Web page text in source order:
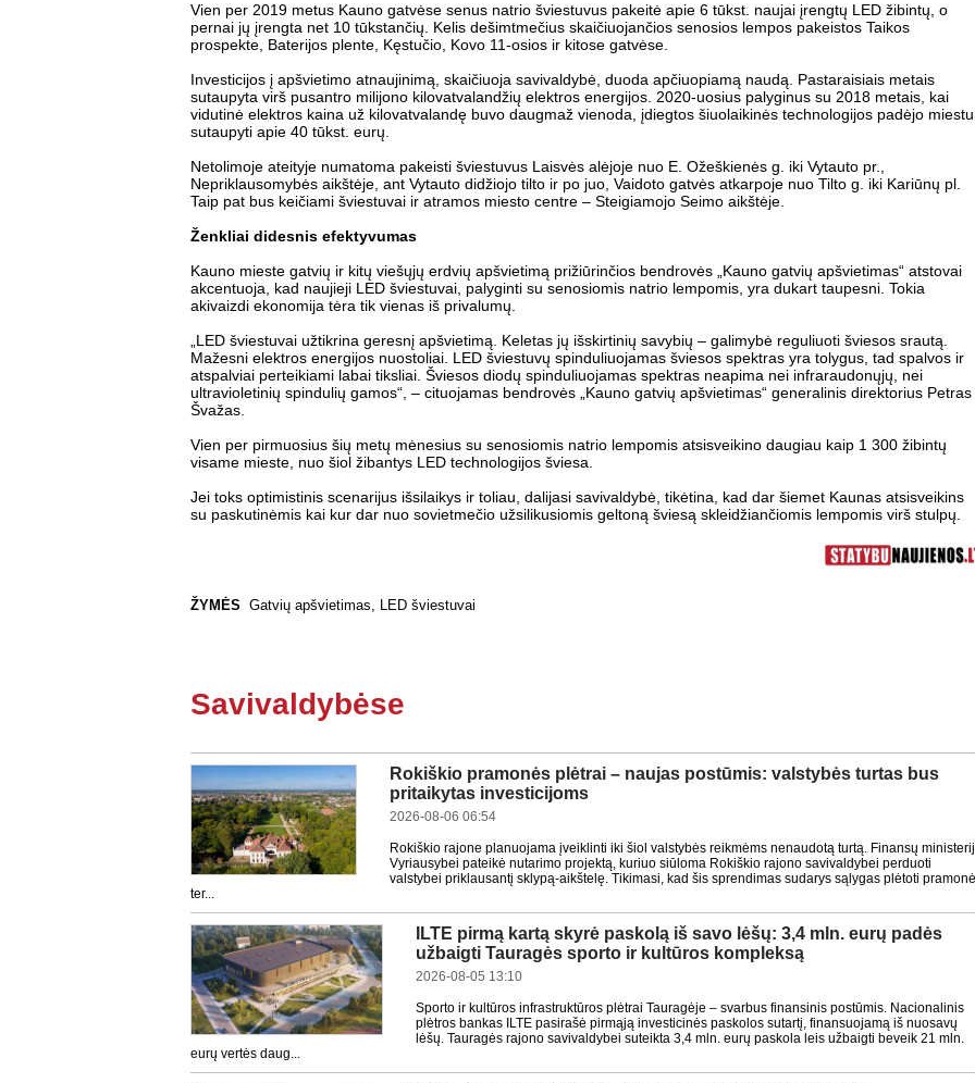
Vien per 2019 metus Kauno gatvėse senus natrio šviestuvus pakeitė apie 6 tūkst. naujai įrengtų LED žibintų, o
pernai jų įrengta net 10 tūkstančių. Kelis dešimtmečius skaičiuojančios senosios lempos pakeistos Taikos
prospekte, Baterijos plente, Kęstučio, Kovo 11-osios ir kitose gatvėse.
Investicijos į apšvietimo atnaujinimą, skaičiuoja savivaldybė, duoda apčiuopiamą naudą. Pastaraisiais metais
sutaupyta virš pusantro milijono kilovatvalandžių elektros energijos. 2020-uosius palyginus su 2018 metais, kai
vidutinė elektros kaina už kilovatvalandę buvo daugmaž vienoda, įdiegtos šiuolaikinės technologijos padėjo
sutaupyti apie 40 tūkst. eurų.
Netolimoje ateityje numatoma pakeisti šviestuvus Laisvės alėjoje nuo E. Ožeškienės g. iki Vytauto pr.,
Nepriklausomybės aikštėje, ant Vytauto didžiojo tilto ir po juo, Vaidoto gatvės atkarpoje nuo Tilto g. iki Kariūnų pl.
Taip pat bus keičiami šviestuvai ir atramos miesto centre – Steigiamojo Seimo aikštėje.
Ženkliai didesnis efektyvumas
Kauno mieste gatvių ir kitų viešųjų erdvių apšvietimą prižiūrinčios bendrovės „Kauno gatvių apšvietimas“ atstovai
akcentuoja, kad naujieji LED šviestuvai, palyginti su senosiomis natrio lempomis, yra dukart taupesni. Tokia
akivaizdi ekonomija tėra tik vienas iš privalumų.
„LED šviestuvai užtikrina geresnį apšvietimą. Keletas jų išskirtinių savybių – galimybė reguliuoti šviesos srautą.
Mažesni elektros energijos nuostoliai. LED šviestuvų spinduliuojamas šviesos spektras yra tolygus, tad spalvos ir
atspalviai perteikiami labai tiksliai. Šviesos diodų spinduliuojamas spektras neapima nei infraraudonųjų, nei
ultravioletinių spindulių gamos“, – cituojamas bendrovės „Kauno gatvių apšvietimas“ generalinis direktorius Petras
Švažas.
Vien per pirmuosius šių metų mėnesius su senosiomis natrio lempomis atsisveikino daugiau kaip 1 300 žibintų
visame mieste, nuo šiol žibantys LED technologijos šviesa.
Jei toks optimistinis scenarijus išsilaikys ir toliau, dalijasi savivaldybė, tikėtina, kad dar šiemet Kaunas atsisveikins
su paskutinėmis kai kur dar nuo sovietmečio užsilikusiomis geltoną šviesą skleidžiančiomis lempomis virš stulpų.
ŽYMĖS Gatvių apšvietimas, LED šviestuvai
Savivaldybėse
Rokiškio pramonės plėtrai – naujas postūmis: valstybės turtas bus
pritaikytas investicijoms
2026-08-06 06:54
Rokiškio rajone planuojama įveiklinti iki šiol valstybės reikmėms nenaudotą turtą. Finansų
Vyriausybei pateikė nutarimo projektą, kuriuo siūloma Rokiškio rajono savivaldybei perduoti
valstybei priklausantį sklypą-aikštelę. Tikimasi, kad šis sprendimas sudarys sąlygas plėtoti
ter...
ILTE pirmą kartą skyrė paskolą iš savo lėšų: 3,4 mln. eurų padės
užbaigti Tauragės sporto ir kultūros kompleksą
2026-08-05 13:10
Sporto ir kultūros infrastruktūros plėtrai Tauragėje – svarbus finansinis postūmis. Nacionalinis
plėtros bankas ILTE pasirašė pirmąją investicinės paskolos sutartį, finansuojamą iš nuosavų
lėšų. Tauragės rajono savivaldybei suteikta 3,4 mln. eurų paskola leis užbaigti beveik 21 mln.
eurų vertės daug...